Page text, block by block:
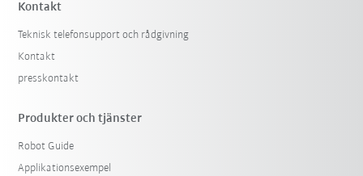
Kontakt
Teknisk telefonsupport och rådgivning
Kontakt
presskontakt
Produkter och tjänster
Robot Guide
Applikationsexempel